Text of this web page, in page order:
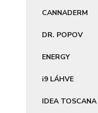
CANNADERM
DR. POPOV
ENERGY
i9 LÁHVE
IDEA TOSCANA